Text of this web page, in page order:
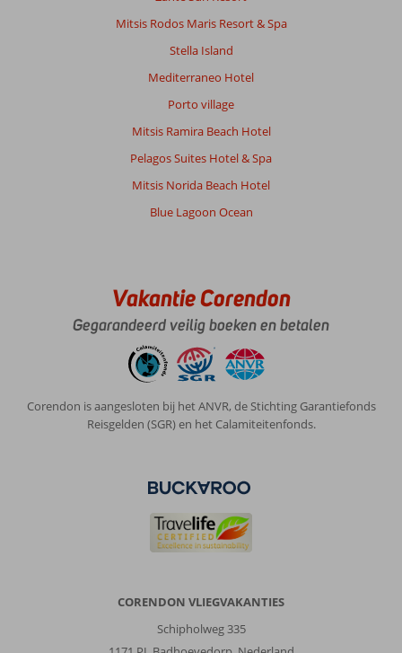
Mitsis Rodos Maris Resort & Spa
Stella Island
Mediterraneo Hotel
Porto village
Mitsis Ramira Beach Hotel
Pelagos Suites Hotel & Spa
Mitsis Norida Beach Hotel
Blue Lagoon Ocean
Vakantie Corendon
Gegarandeerd veilig boeken en betalen
Corendon is aangesloten bij het ANVR, de Stichting Garantiefonds
Reisgelden (SGR) en het Calamiteitenfonds.
CORENDON VLIEGVAKANTIES
Schipholweg 335